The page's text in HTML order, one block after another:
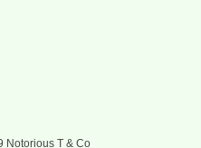
Notorious T & Co